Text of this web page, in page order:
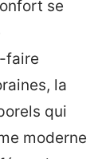
se
faire
la
qui
moderne